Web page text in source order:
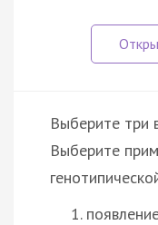
Выберите три
Выберите